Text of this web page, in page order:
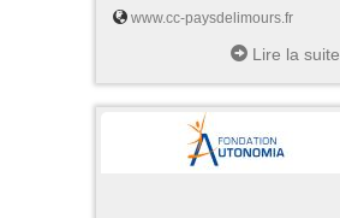
www.cc-paysdelimours.fr
Lire la suite